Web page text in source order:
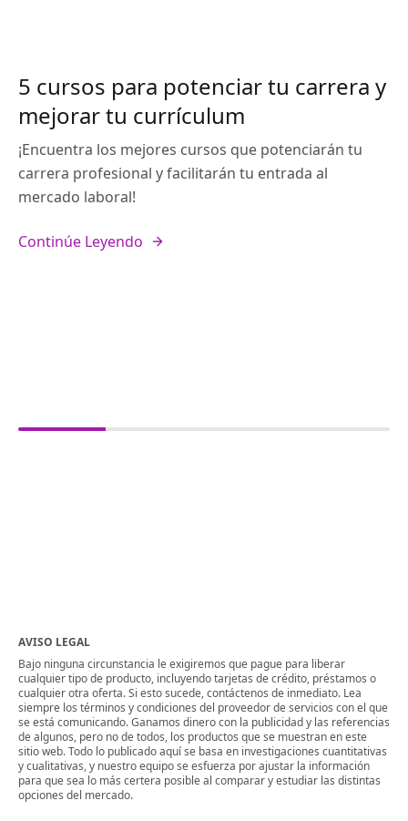
5 cursos para potenciar tu carrera y
mejorar tu currículum
¡Encuentra los mejores cursos que potenciarán tu
carrera profesional y facilitarán tu entrada al
mercado laboral!
Continúe Leyendo
AVISO LEGAL
Bajo ninguna circunstancia le exigiremos que pague para liberar
cualquier tipo de producto, incluyendo tarjetas de crédito, préstamos o
cualquier otra oferta. Si esto sucede, contáctenos de inmediato. Lea
siempre los términos y condiciones del proveedor de servicios con el que
se está comunicando. Ganamos dinero con la publicidad y las referencias
de algunos, pero no de todos, los productos que se muestran en este
sitio web. Todo lo publicado aquí se basa en investigaciones cuantitativas
y cualitativas, y nuestro equipo se esfuerza por ajustar la información
para que sea lo más certera posible al comparar y estudiar las distintas
opciones del mercado.